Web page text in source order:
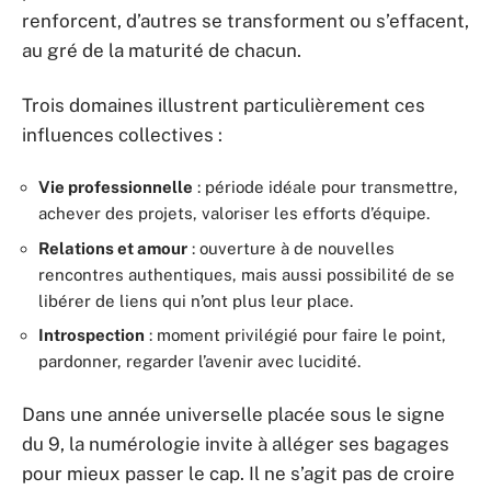
renforcent, d’autres se transforment ou s’effacent,
au gré de la maturité de chacun.
Trois domaines illustrent particulièrement ces
influences collectives :
Vie professionnelle : période idéale pour transmettre,
achever des projets, valoriser les efforts d’équipe.
Relations et amour : ouverture à de nouvelles
rencontres authentiques, mais aussi possibilité de se
libérer de liens qui n’ont plus leur place.
Introspection : moment privilégié pour faire le point,
pardonner, regarder l’avenir avec lucidité.
Dans une année universelle placée sous le signe
du 9, la numérologie invite à alléger ses bagages
pour mieux passer le cap. Il ne s’agit pas de croire